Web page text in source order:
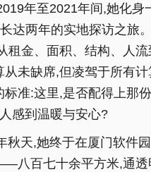
年至2021年间,她化身
达两年的实地探访之旅
租金、面积、结构、人
从未缺席,但凌驾于所有
准:这里,是否配得上那
感到温暖与安心?
秋天,她终于在厦门软件
八百七十余平方米,通透